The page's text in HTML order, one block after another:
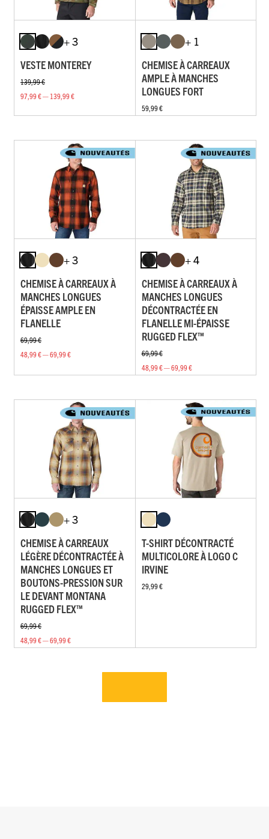
+ 3
VESTE MONTEREY
139,99 €
97,99 € — 139,99 €
+ 1
CHEMISE À CARREAUX
AMPLE À MANCHES
LONGUES FORT
59,99 €
+ 3
CHEMISE À CARREAUX À
MANCHES LONGUES
ÉPAISSE AMPLE EN
FLANELLE
69,99 €
48,99 € — 69,99 €
+ 4
CHEMISE À CARREAUX À
MANCHES LONGUES
DÉCONTRACTÉE EN
FLANELLE MI-ÉPAISSE
RUGGED FLEX™
69,99 €
48,99 € — 69,99 €
+ 3
CHEMISE À CARREAUX
LÉGÈRE DÉCONTRACTÉE À
MANCHES LONGUES ET
BOUTONS-PRESSION SUR
LE DEVANT MONTANA
RUGGED FLEX™
69,99 €
48,99 € — 69,99 €
T-SHIRT DÉCONTRACTÉ
MULTICOLORE À LOGO C
IRVINE
29,99 €